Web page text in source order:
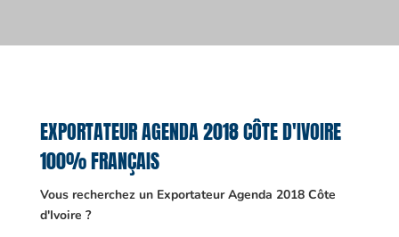
EXPORTATEUR AGENDA 2018 CÔTE D'IVOIRE
100% FRANÇAIS
Vous recherchez un Exportateur Agenda 2018 Côte
d'Ivoire ?